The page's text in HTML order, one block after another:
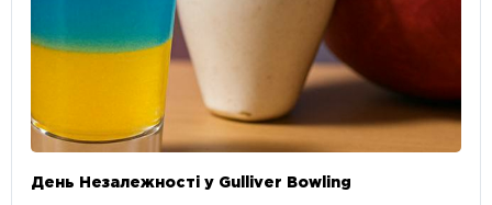
День Незалежності у Gulliver Bowling